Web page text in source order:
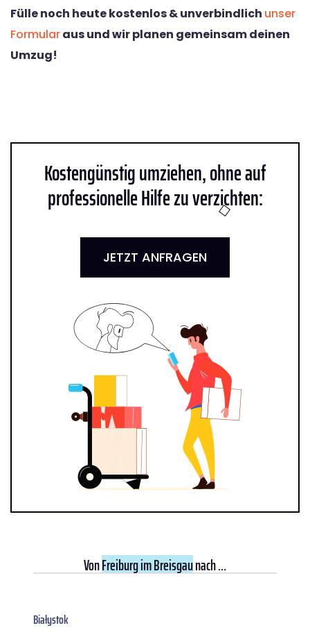
Fülle noch heute kostenlos & unverbindlich unser
Formularaus und wir planen gemeinsam deinen
Umzug!
Kostengünstig umziehen, ohne auf
professionelle Hilfe zu verzichten:
JETZT ANFRAGEN
VonFreiburg im Breisgaunach ...
Białystok